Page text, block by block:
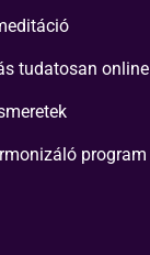
tudatosan online
program